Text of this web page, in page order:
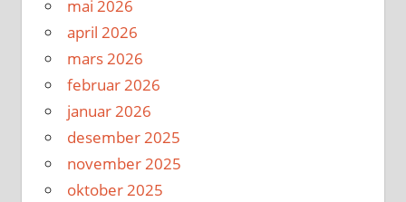
mai 2026
april 2026
mars 2026
februar 2026
januar 2026
desember 2025
november 2025
oktober 2025